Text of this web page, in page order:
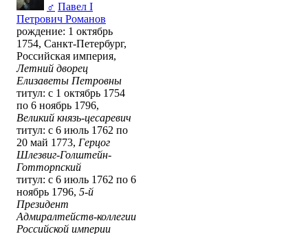
♂ Павел I
Петрович Романов
рождение: 1 октябрь
1754, Санкт-Петербург,
Российская империя,
Летний дворец
Елизаветы Петровны
титул: с 1 октябрь 1754
по 6 ноябрь 1796,
Великий князь-цесаревич
титул: с 6 июль 1762 по
20 май 1773, Герцог
Шлезвиг-Голштейн-
Готторпский
титул: с 6 июль 1762 по 6
ноябрь 1796, 5-й
Президент
Адмиралтейств-коллегии
Российской империи